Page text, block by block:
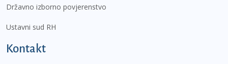
Državno izborno povjerenstvo
Ustavni sud RH
Kontakt